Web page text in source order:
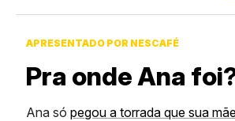
APRESENTADO POR NESCAFÉ
Pra onde Ana
Ana só pegou a torrada que sua